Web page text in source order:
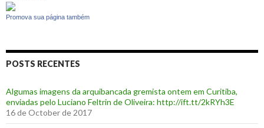
Promova sua página também
POSTS RECENTES
Algumas imagens da arquibancada gremista ontem em Curitiba,
enviadas pelo Luciano Feltrin de Oliveira: http://ift.tt/2kRYh3E
16 de October de 2017